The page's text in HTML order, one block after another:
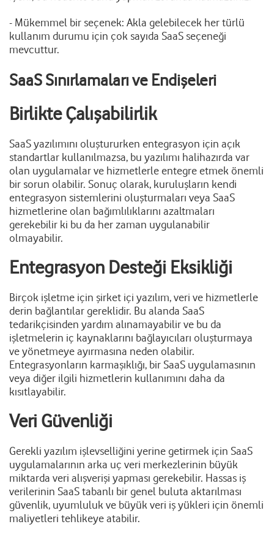
- Mükemmel bir seçenek: Akla gelebilecek her türlü
kullanım durumu için çok sayıda SaaS seçeneği
mevcuttur.
SaaS Sınırlamaları ve Endişeleri
Birlikte Çalışabilirlik
SaaS yazılımını oluştururken entegrasyon için açık
standartlar kullanılmazsa, bu yazılımı halihazırda var
olan uygulamalar ve hizmetlerle entegre etmek önemli
bir sorun olabilir. Sonuç olarak, kuruluşların kendi
entegrasyon sistemlerini oluşturmaları veya SaaS
hizmetlerine olan bağımlılıklarını azaltmaları
gerekebilir ki bu da her zaman uygulanabilir
olmayabilir.
Entegrasyon Desteği Eksikliği
Birçok işletme için şirket içi yazılım, veri ve hizmetlerle
derin bağlantılar gereklidir. Bu alanda SaaS
tedarikçisinden yardım alınamayabilir ve bu da
işletmelerin iç kaynaklarını bağlayıcıları oluşturmaya
ve yönetmeye ayırmasına neden olabilir.
Entegrasyonların karmaşıklığı, bir SaaS uygulamasının
veya diğer ilgili hizmetlerin kullanımını daha da
kısıtlayabilir.
Veri Güvenliği
Gerekli yazılım işlevselliğini yerine getirmek için SaaS
uygulamalarının arka uç veri merkezlerinin büyük
miktarda veri alışverişi yapması gerekebilir. Hassas iş
verilerinin SaaS tabanlı bir genel buluta aktarılması
güvenlik, uyumluluk ve büyük veri iş yükleri için önemli
maliyetleri tehlikeye atabilir.